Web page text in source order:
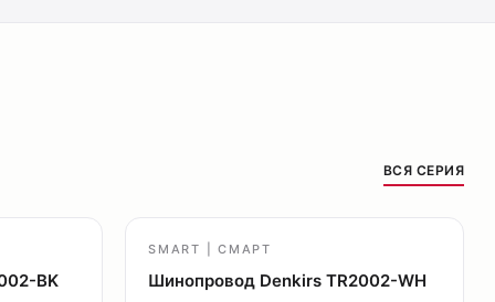
ВСЯ СЕРИЯ
BK
SMART | СМАРТ
Шинопровод Denkirs TR2002-WH